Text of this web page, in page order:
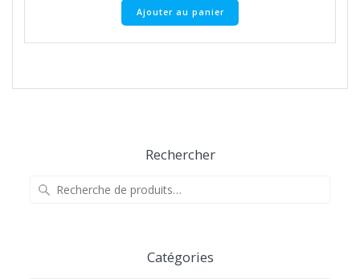
Ajouter au panier
Rechercher
Catégories